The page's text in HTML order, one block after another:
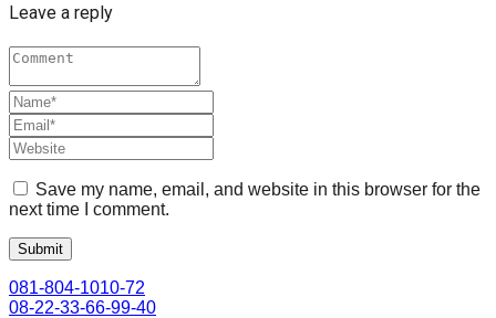
Leave a reply
Save my name, email, and website in this browser for the
next time I comment.
081-804-1010-72
08-22-33-66-99-40